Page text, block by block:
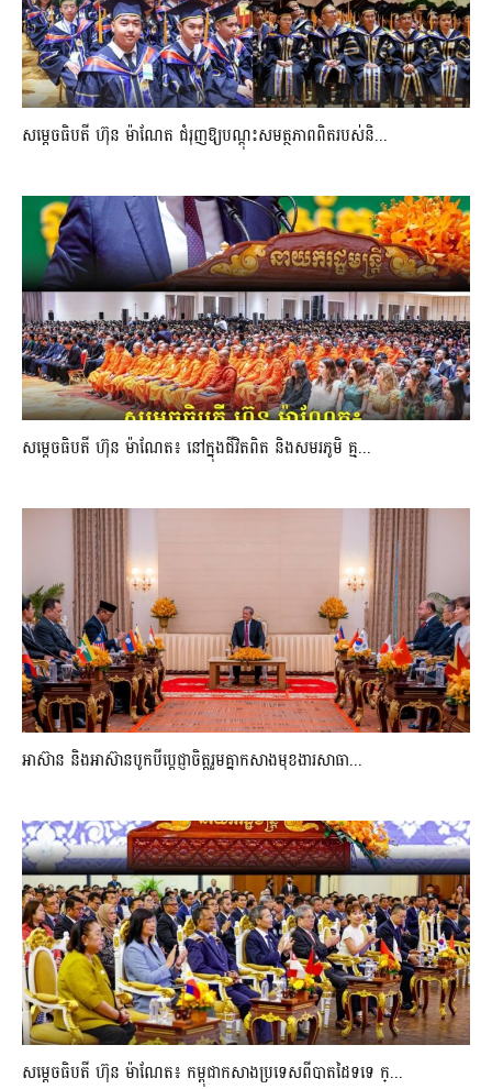
សម្តេចធិបតី ហ៊ុន ម៉ាណែត ជំរុញឱ្យបណ្តុះសមត្ថភាពពិតរបស់និ...
សម្តេចធិបតី ហ៊ុន ម៉ាណែត៖ នៅក្នុងជីវិតពិត និងសមរភូមិ គ្ម...
អាស៊ាន និងអាស៊ានបូកបីប្តេជ្ញាចិត្តរួមគ្នាកសាងមុខងារសាធា...
សម្ដេចធិបតី ហ៊ុន ម៉ាណែត៖ កម្ពុជាកសាងប្រទេសពីបាតដៃទទេ ក្...